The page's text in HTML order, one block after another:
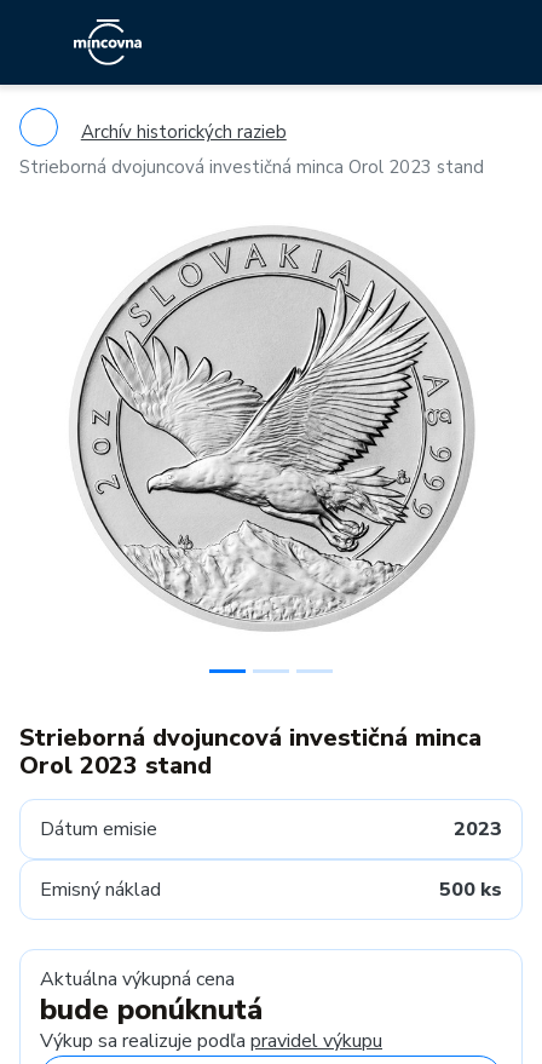
Archív historických razieb
Strieborná dvojuncová investičná minca Orol 2023 stand
Previous
Strieborná dvojuncová investičná minca
Orol 2023 stand
Dátum emisie 2023
Emisný náklad 500 ks
Aktuálna výkupná cena
bude ponúknutá
Výkup sa realizuje podľa pravidel výkupu